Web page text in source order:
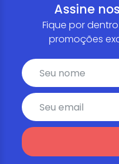
Assine
Fique por
promoções